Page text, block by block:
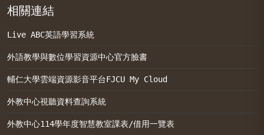
相關連結
Live ABC英語學習系統
外語教學與數位學習資源中心官方臉書
輔仁大學雲端資源影音平台FJCU My Cloud
外教中心視聽資料查詢系統
外教中心114學年度智慧教室課表/借用一覽表